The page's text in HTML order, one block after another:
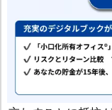
しかし、約束を破
書面にすることを
熟年離婚の場合、